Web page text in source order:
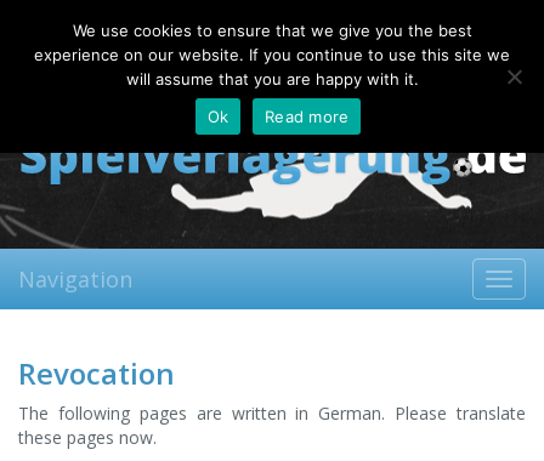
Sunday, 09.08.2026
About
Contact FAQ
Navigation
Revocation
The following pages are written in German. Please translate
these pages now.
We use cookies to ensure that we give you the best
experience on our website. If you continue to use this site we
will assume that you are happy with it.
Ok
Read more